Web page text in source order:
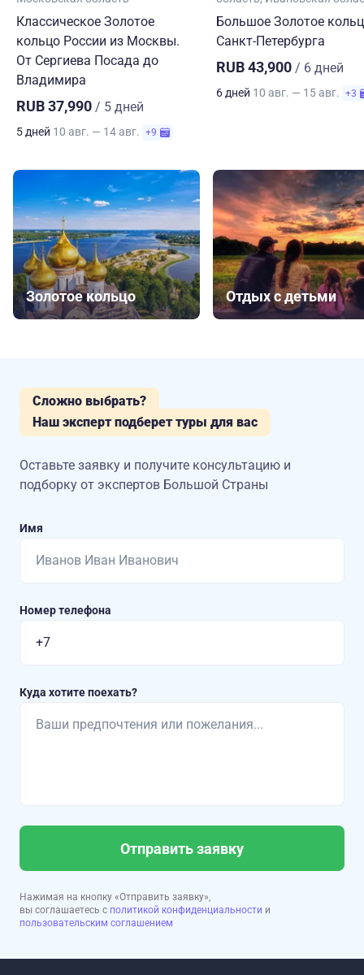
Классическое Золотое
кольцо России из Москвы.
От Сергиева Посада до
Владимира
RUB 37,990 / 5 дней
5 дней 10 авг. — 14 авг. +9
Большое Золотое
Санкт-Петербурга
RUB 43,900 / 6 дней
6 дней 10 авг. — 15 авг. +3
Золотое кольцо Отдых с детьми
Сложно выбрать?
Наш эксперт подберет туры для вас
Оставьте заявку и получите консультацию и
подборку от экспертов Большой Страны
Имя
Номер телефона
Куда хотите поехать?
Отправить заявку
Нажимая на кнопку «Отправить заявку»,
вы соглашаетесь с политикой конфиденциальности и
пользовательским соглашением